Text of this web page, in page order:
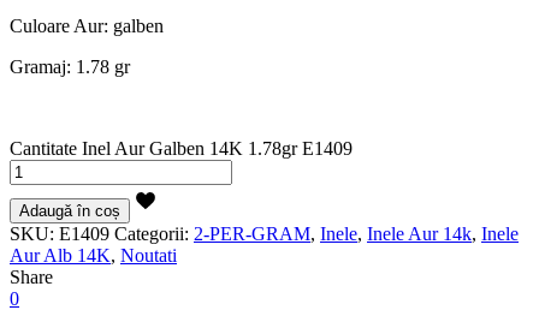
Culoare Aur: galben
Gramaj: 1.78 gr
Cantitate Inel Aur Galben 14K 1.78gr E1409
Adaugă în coș
SKU: E1409 Categorii: 2-PER-GRAM, Inele, Inele Aur 14k, Inele
Aur Alb 14K, Noutati
Share
0